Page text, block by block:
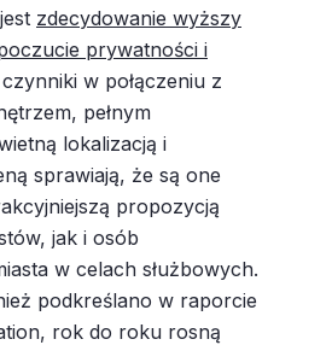
zdecydowanie wyższy
prywatności i
w połączeniu z
pełnym
lokalizacją i
sprawiają, że są one
propozycją
jak i osób
w celach służbowych.
podkreślano w raporcie
rok do roku rosną